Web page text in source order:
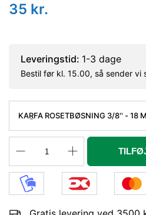
35 kr.
Leveringstid: 1-3 dage
Bestil før kl. 15.00, så sender vi
KARFA ROSETBØSNING 3/8'' - 18